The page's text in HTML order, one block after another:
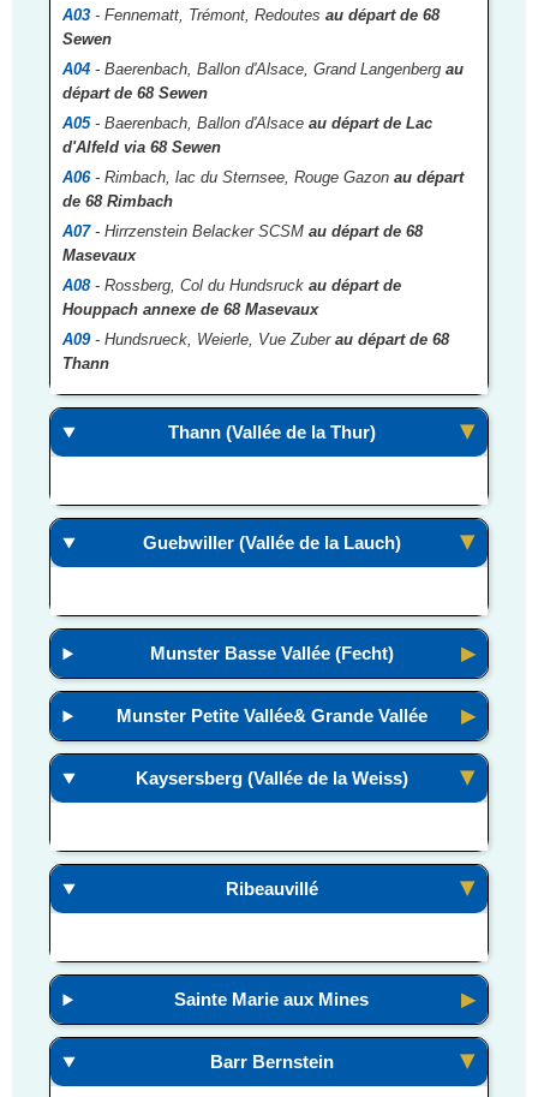
A03 - Fennematt, Trémont, Redoutesau départ de 68
Sewen
A04 - Baerenbach, Ballon d'Alsace, Grand Langenbergau
départ de 68 Sewen
A05- Baerenbach, Ballon d'Alsaceau départ de Lac
d'Alfeld via 68 Sewen
A06- Rimbach, lac du Sternsee, Rouge Gazonau départ
de 68 Rimbach
A07- Hirrzenstein Belacker SCSMau départ de 68
Masevaux
A08- Rossberg, Col du Hundsruckau départ de
Houppach annexe de 68 Masevaux
A09- Hundsrueck, Weierle, Vue Zuberau départ de 68
Thann
Thann (Vallée de la Thur)
Guebwiller (Vallée de la Lauch)
Munster Basse Vallée (Fecht)
Munster Petite Vallée& Grande Vallée
Kaysersberg (Vallée de la Weiss)
Ribeauvillé
Sainte Marie aux Mines
Barr Bernstein